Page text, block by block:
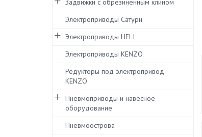
Задвижки с обрезиненным клином
Электроприводы Сатурн
Электроприводы HELI
Электроприводы KENZO
Редукторы под электропривод
KENZO
Пневмоприводы и навесное
оборудование
Пневмоострова